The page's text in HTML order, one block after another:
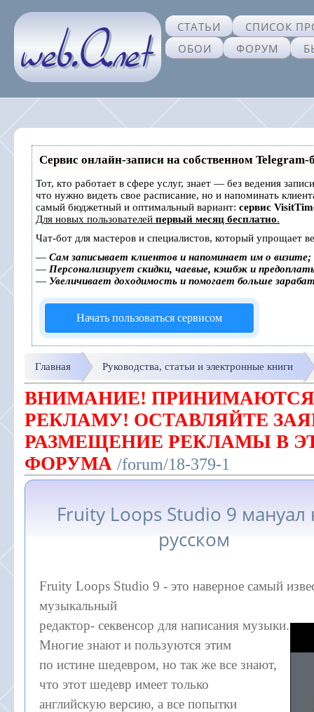
СТАТЬИ
СПИСОК
ОБОИ
ФОРУМ
Сервис онлайн-записи на собственном Telegram-
Тот, кто работает в сфере услуг, знает — без ведения
что нужно видеть свое расписание, но и напоминать
самый бюджетный и оптимальный вариант: сервис
Для новых пользователей первый месяц бесплатно.
Чат-бот для мастеров и специалистов, который упрощает
— Сам записывает клиентов и напоминает им о визите;
— Персонализирует скидки, чаевые, кэшбэк и
— Увеличивает доходимость и помогает больше
Начать пользоваться сервисом
Главная Руководства, статьи и электронные книги
ВНИМАНИЕ! ПРИНИМАЮТСЯ
РЕКЛАМУ! ОСТАВЛЯЙТЕ
РАЗМЕЩЕНИЕ РЕКЛАМЫ В
ФОРУМА /forum/18-379-1
Fruity Loops Studio 9 мануал
русском
Fruity Loops Studio 9 - это наверное самый
музыкальный
редактор- секвенсор для написания музыки.
Многие знают и пользуются этим
по истине шедевром, но так же все знают,
что этот шедевр имеет только
английскую версию, а все попытки